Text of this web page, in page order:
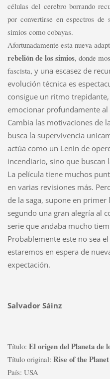
células del cerebro borrando
por convertirse en espectros
simios como cobayas.
Afortunadamente esta nueva
rebelión de los simios, donde
fascista, y una escasez de
evolución técnica es
consigue un ritmo
emocionar profundamente al
Cambia las motivaciones de
busca la supervivencia
actúa como un Lenin de
incendiario, sino que buscan
La película tiene muchos
en varias revisiones más.
de la saga, supone en
segundo una gran alegría al
serie que andaba mucho
Probablemente este no sea
estaremos en espera de
expectación.
Salvador Sáinz
Título: El origen del Planeta de
Título original: Rise of the
País: USA